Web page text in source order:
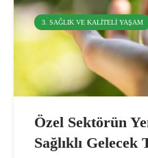
3. SAĞLIK VE KALITELI YAŞAM
Özel Sektörün
Sağlıklı Gelecek